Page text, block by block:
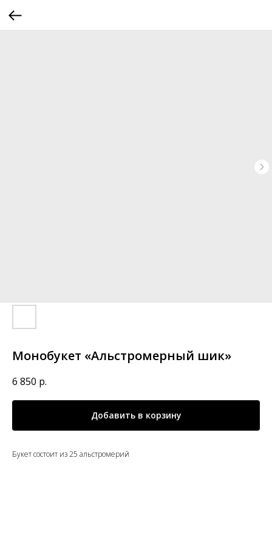
Монобукет «Альстромерный шик»
6 850 р.
Добавить в корзину
Букет состоит из 25 альстромерий